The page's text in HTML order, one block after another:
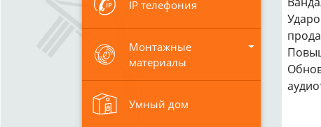
IP телефония
Монтажные
материалы
Умный дом